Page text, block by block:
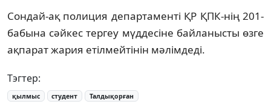
Сондай-ақ полиция департаменті ҚР ҚПК-нің 201-
бабына сәйкес тергеу мүддесіне байланысты өзге
ақпарат жария етілмейтінін мәлімдеді.
Тэгтер:
қылмыс студент Талдықорған